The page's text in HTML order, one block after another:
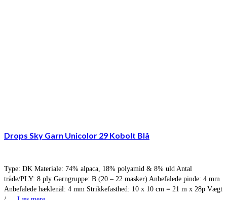
Drops Sky Garn Unicolor 29 Kobolt Blå
Type: DK Materiale: 74% alpaca, 18% polyamid & 8% uld Antal
tråde/PLY: 8 ply Garngruppe: B (20 – 22 masker) Anbefalede pinde: 4 mm
Anbefalede hæklenål: 4 mm Strikkefasthed: 10 x 10 cm = 21 m x 28p Vægt